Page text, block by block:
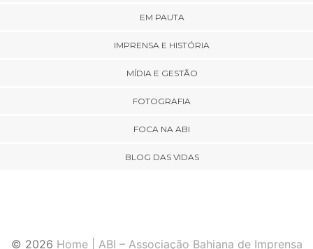
EM PAUTA
IMPRENSA E HISTÓRIA
MÍDIA E GESTÃO
FOTOGRAFIA
FOCA NA ABI
BLOG DAS VIDAS
© 2026 Home | ABI – Associação Bahiana de Imprensa